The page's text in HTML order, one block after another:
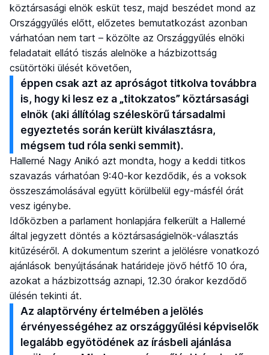
köztársasági elnök esküt tesz, majd beszédet mond az
Országgyűlés előtt, előzetes bemutatkozást azonban
várhatóan nem tart – közölte az Országgyűlés elnöki
feladatait ellátó tiszás alelnöke a házbizottság
csütörtöki ülését követően,
éppen csak azt az apróságot titkolva továbbra
is, hogy ki lesz ez a „titokzatos” köztársasági
elnök (aki állítólag széleskörű társadalmi
egyeztetés során került kiválasztásra,
mégsem tud róla senki semmit).
Hallerné Nagy Anikó azt mondta, hogy a keddi titkos
szavazás várhatóan 9:40-kor kezdődik, és a voksok
összeszámolásával együtt körülbelül egy-másfél órát
vesz igénybe.
Időközben a parlament honlapjára felkerült a Hallerné
által jegyzett döntés a köztársaságielnök-választás
kitűzéséről. A dokumentum szerint a jelölésre vonatkozó
ajánlások benyújtásának határideje jövő hétfő 10 óra,
azokat a házbizottság aznapi, 12.30 órakor kezdődő
ülésén tekinti át.
Az alaptörvény értelmében a jelölés
érvényességéhez az országgyűlési képviselők
legalább egyötödének az írásbeli ajánlása